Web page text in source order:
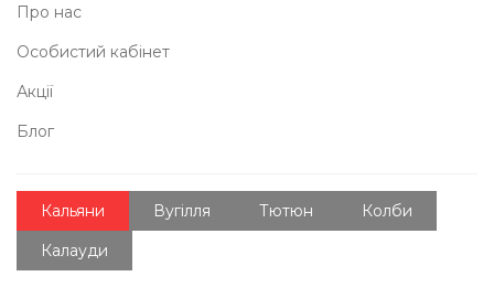
Про нас
Особистий кабінет
Акції
Блог
Кальяни Вугілля Тютюн
Колби
Калауди